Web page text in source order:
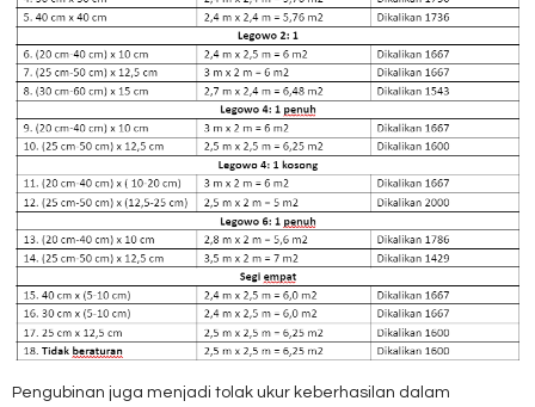
Pengubinan juga menjadi tolak ukur keberhasilan dalam